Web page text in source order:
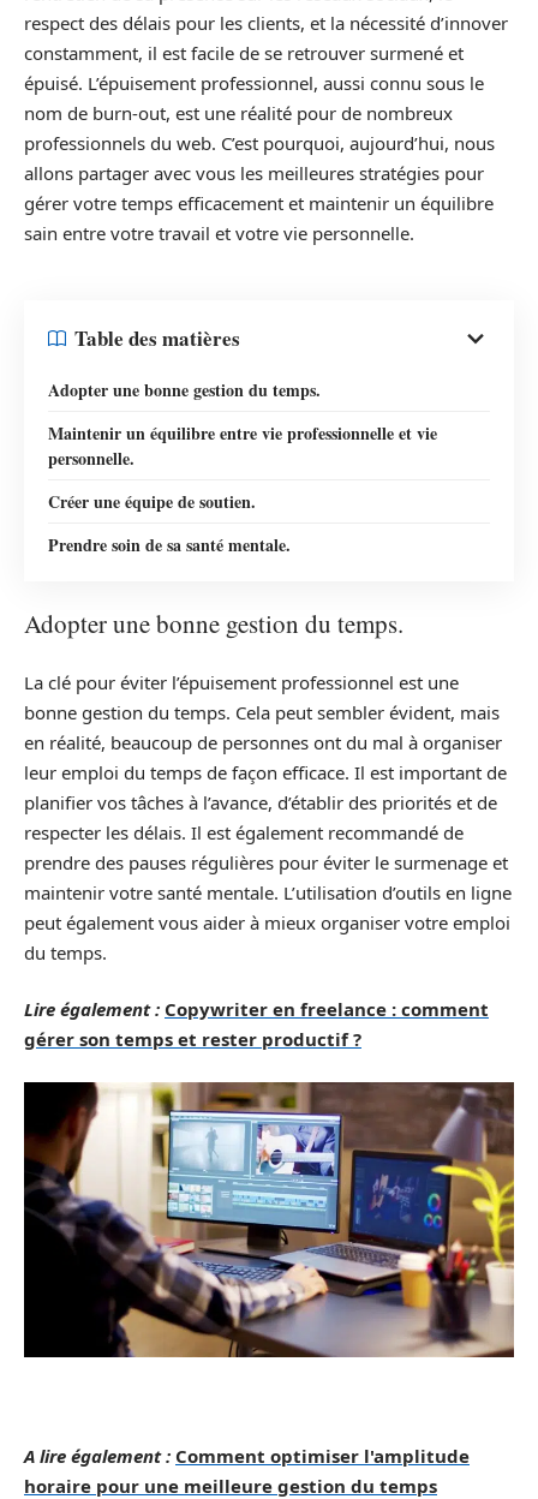
respect des délais pour les clients, et la nécessité d’innover
constamment, il est facile de se retrouver surmené et
épuisé. L’épuisement professionnel, aussi connu sous le
nom de burn-out, est une réalité pour de nombreux
professionnels du web. C’est pourquoi, aujourd’hui, nous
allons partager avec vous les meilleures stratégies pour
gérer votre temps efficacement et maintenir un équilibre
sain entre votre travail et votre vie personnelle.
Table des matières
Adopter une bonne gestion du temps.
Maintenir un équilibre entre vie professionnelle et vie
personnelle.
Créer une équipe de soutien.
Prendre soin de sa santé mentale.
Adopter une bonne gestion du temps.
La clé pour éviter l’épuisement professionnel est une
bonne gestion du temps. Cela peut sembler évident, mais
en réalité, beaucoup de personnes ont du mal à organiser
leur emploi du temps de façon efficace. Il est important de
planifier vos tâches à l’avance, d’établir des priorités et de
respecter les délais. Il est également recommandé de
prendre des pauses régulières pour éviter le surmenage et
maintenir votre santé mentale. L’utilisation d’outils en ligne
peut également vous aider à mieux organiser votre emploi
du temps.
Lire également : Copywriter en freelance : comment
gérer son temps et rester productif ?
A lire également : Comment optimiser l'amplitude
horaire pour une meilleure gestion du temps